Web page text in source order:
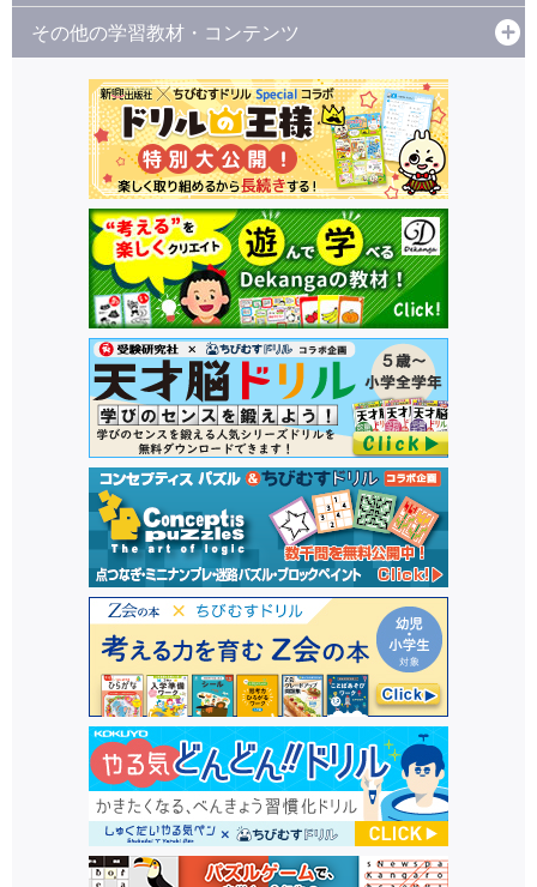
その他の学習教材・コンテンツ